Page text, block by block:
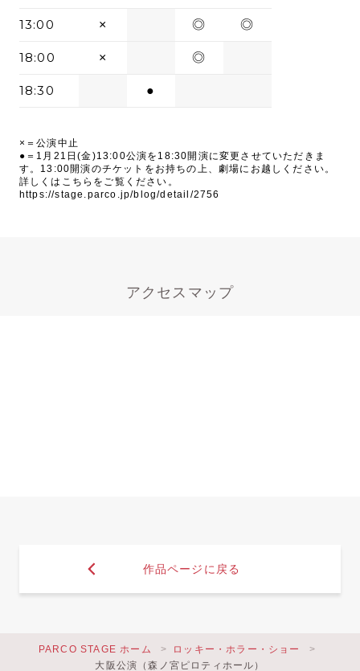
13:00 × ◎ ◎
18:00 × ◎
18:30 ●
×＝公演中止
●＝1月21日(金)13:00公演を18:30開演に変更させていただきま
す。13:00開演のチケットをお持ちの上、劇場にお越しください。
詳しくはこちらをご覧ください。
https://stage.parco.jp/blog/detail/2756
アクセスマップ
作品ページに戻る
PARCO STAGE ホーム
ロッキー・ホラー・ショー
大阪公演（森ノ宮ピロティホール）